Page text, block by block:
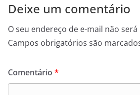
Deixe um comentário
O seu endereço de e-mail não
Campos obrigatórios são
Comentário *